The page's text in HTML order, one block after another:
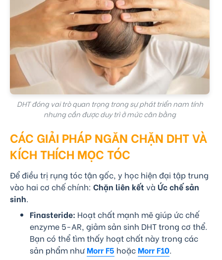
DHT đóng vai trò quan trọng trong sự phát triển nam tính
nhưng cần được duy trì ở mức cân bằng
CÁC GIẢI PHÁP NGĂN CHẶN DHT VÀ
KÍCH THÍCH MỌC TÓC
Để điều trị rụng tóc tận gốc, y học hiện đại tập trung
vào hai cơ chế chính: Chặn liên kết và Ức chế sản
sinh.
Finasteride: Hoạt chất mạnh mẽ giúp ức chế
enzyme 5-AR, giảm sản sinh DHT trong cơ thể.
Bạn có thể tìm thấy hoạt chất này trong các
sản phẩm nhưMorr F5 hoặcMorr F10.